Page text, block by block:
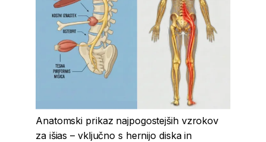
Anatomski prikaz najpogostejših vzrokov
za išias – vključno s hernijo diska in